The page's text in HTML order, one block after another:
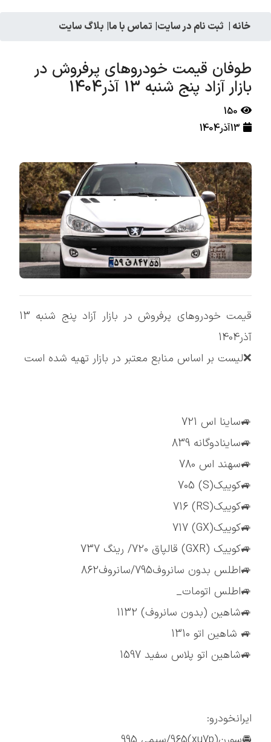
خانه | ثبت نام در سایت| تماس با ما| بلاگ سایت
طوفان قیمت خودروهای پرفروش در
بازار آزاد پنج شنبه 13 آذر1404
150
13آذر1404
قیمت خودروهای پرفروش در بازار آزاد پنج شنبه 13
آذر1404
❌لیست بر اساس منابع معتبر در بازار تهیه شده است
🚙ساینا اس 721
🚙ساینادوگانه 839
🚙سهند اس 780
🚙کوییک(S) 705
🚙کوییک(RS) 716
🚙کوییک(GX) 717
🚙کوییک (GXR) قالپاق 720/ رینگ 737
🚙اطلس بدون سانروف795/سانروف862
🚙اطلس اتومات_
🚙شاهین (بدون سانروف) 1132
🚙 شاهین اتو 1310
🚙شاهین اتو پلاس سفید 1597
ایرانخودرو: